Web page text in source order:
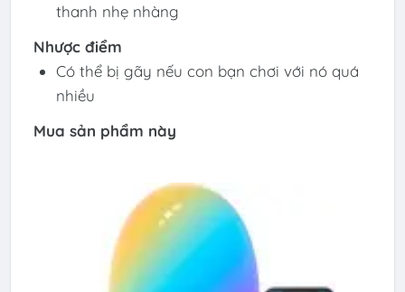
thanh nhẹ nhàng
Nhược điểm
Có thể bị gãy nếu con bạn chơi với nó quá
nhiều
Mua sản phẩm này